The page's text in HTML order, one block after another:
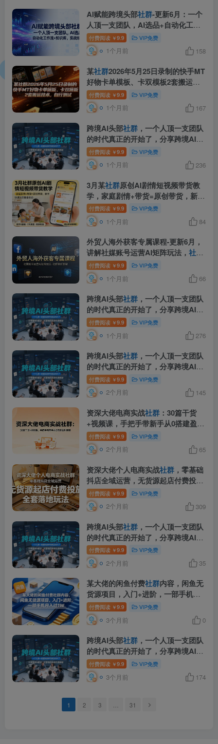
AI赋能跨境头部社群-更新6月：一个
人顶一支团队，AI选品+自动化工作
流+知识库，实战经验
付费阅读 ￥9.9 VIP免费
1个月前 158
某社群2026年5月25日录制的快手MT
好物卡单模板、卡双模板2套搬运技
术，自行测试
付费阅读 ￥9.9 VIP免费
1个月前 167
跨境AI头部社群 ，一个人顶一支团队
的时代真正的开始了，分享跨境AI前
沿，可落地的实战经验(更新6月29日)
付费阅读 ￥9.9 VIP免费
1个月前 236
3月某社群原创AI剧情短视频带货教
学，家庭剧情+带货=原创带货，新手
也能快速出单稳拿收益(更新)
付费阅读 ￥9.9 VIP免费
1个月前 84
外贸人海外获客专属课程-更新6月，
讲解社媒账号运营AI矩阵玩法， 社群
实时答疑助力开发海外客户
付费阅读 ￥9.9 VIP免费
1个月前 66
跨境AI头部社群 ，一个人顶一支团队
的时代真正的开始了，分享跨境AI前
沿，可落地的实战经验(更新6月19日)
付费阅读 ￥9.9 VIP免费
1个月前 276
跨境AI头部社群 ，一个人顶一支团队
的时代真正的开始了，分享跨境AI前
沿，可落地的实战经验(更新5月23日)
付费阅读 ￥9.9 VIP免费
2个月前 145
资深大佬电商实战社群 ：30篇干货
+视频课，手把手带新手从0搭建盈利
店铺
付费阅读 ￥9.9 VIP免费
2个月前 65
资深大佬个人电商实战社群 ，零基础
抖店全域运营，无货源起店付费投
放，全套落地玩法
付费阅读 ￥9.9 VIP免费
2个月前 309
跨境AI头部社群 ，一个人顶一支团队
的时代真正的开始了，分享跨境AI前
沿，可落地的实战经验(更新5月11日)
付费阅读 ￥9.9 VIP免费
2个月前 35
某大佬的闲鱼付费社群内容，闲鱼无
货源项目，入门+进阶，一部手机月
入过1W
付费阅读 ￥9.9 VIP免费
3个月前 0
跨境AI头部社群 ，一个人顶一支团队
的时代真正的开始了，分享跨境AI前
沿，可落地的实战经验(更新4月22日)
付费阅读 ￥9.9 VIP免费
3个月前 174
1 2 3 31